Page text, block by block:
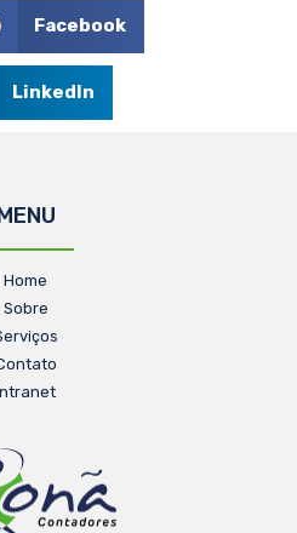
Facebook
LinkedIn
Home
Sobre